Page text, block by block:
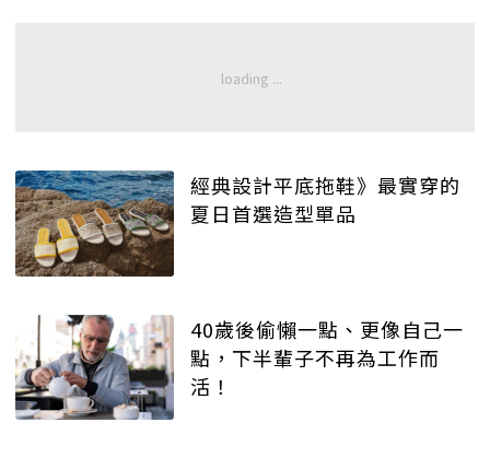
經典設計平底拖鞋》最實穿的
夏日首選造型單品
40歲後偷懶一點、更像自己一
點，下半輩子不再為工作而
活！